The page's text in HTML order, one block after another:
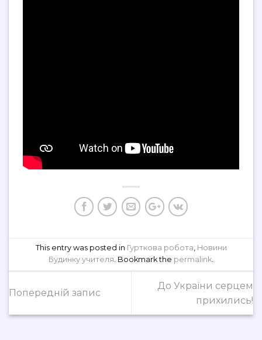
This entry was posted in Гурткова робота, Новини
Будинку учителя. Bookmark the permalink.
Попередній запис
До України серцем
прихились!